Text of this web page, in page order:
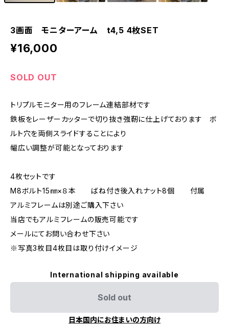
3画面 モニターアーム t4,5 4枚SET
¥16,000
SOLD OUT
トリプルモニター用のフレーム連結部材です
鉄板をレーザーカッターで切り抜き強靭に仕上げております ボ
ルト穴を両側スライドすることにより
幅広い調整が可能となっております
4枚セットです
M8ボルト15㎜×８本 ばね付き後入れナット8個 付属
アルミフレームは別途ご購入下さい
当店でもアルミフレームの販売可能です
メールにてお問い合わせ下さい
※写真3枚目4枚目は取り付けイメージ
International shipping available
Sold out
日本国内にお住まいの方向け